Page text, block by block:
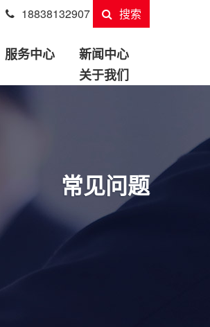
18838132907 搜索
服务中心
新闻中心
关于我们
常见问题